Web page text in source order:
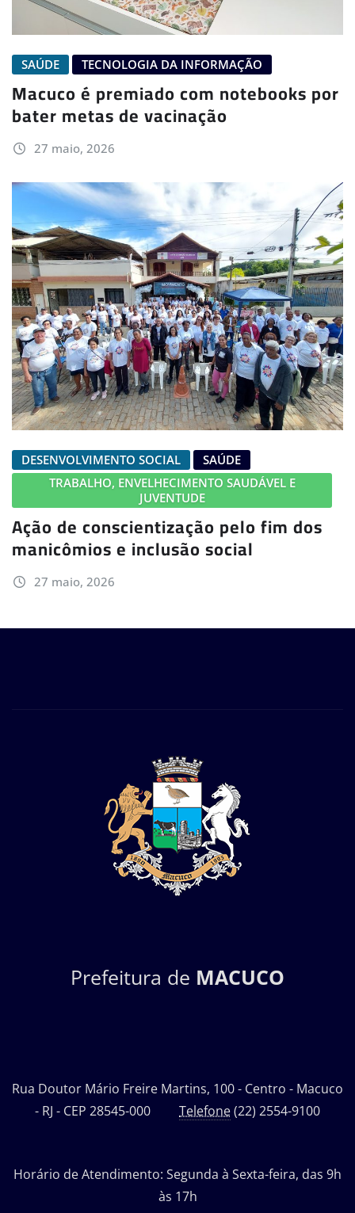
SAÚDE TECNOLOGIA DA INFORMAÇÃO
Macuco é premiado com notebooks por
bater metas de vacinação
27 maio, 2026
DESENVOLVIMENTO SOCIAL
SAÚDE
TRABALHO, ENVELHECIMENTO SAUDÁVEL E
JUVENTUDE
Ação de conscientização pelo fim dos
manicômios e inclusão social
27 maio, 2026
Prefeitura de MACUCO
Rua Doutor Mário Freire Martins, 100 - Centro - Macuco
- RJ - CEP 28545-000 Telefone(22) 2554-9100
Horário de Atendimento: Segunda à Sexta-feira, das 9h
às 17h